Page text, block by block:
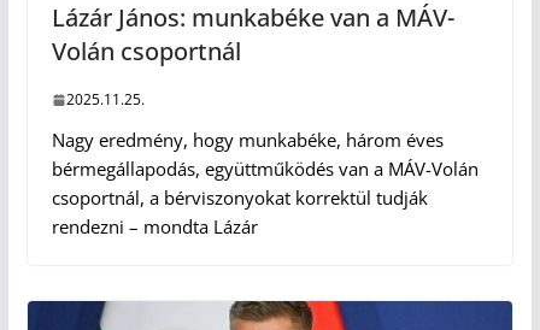
Lázár János: munkabéke van a MÁV-
Volán csoportnál
2025.11.25.
Nagy eredmény, hogy munkabéke, három éves
bérmegállapodás, együttműködés van a MÁV-Volán
csoportnál, a bérviszonyokat korrektül tudják
rendezni – mondta Lázár